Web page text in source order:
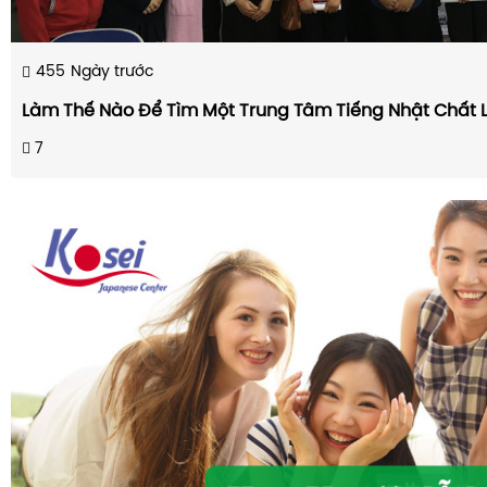
455 Ngày trước
Làm Thế Nào Để Tìm Một Trung Tâm Tiếng Nhật Chất
7